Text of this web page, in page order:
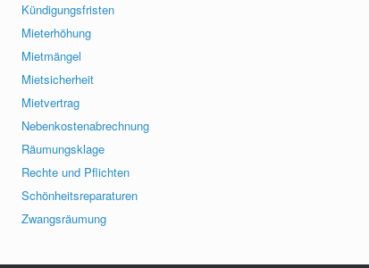
Kündigungsfristen
Mieterhöhung
Mietmängel
Mietsicherheit
Mietvertrag
Nebenkostenabrechnung
Räumungsklage
Rechte und Pflichten
Schönheitsreparaturen
Zwangsräumung